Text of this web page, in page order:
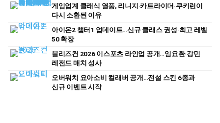
게임업계 클래식 열풍, 리니지·카트라이더·쿠키런이
다시 소환된 이유
아이온2 챕터1 업데이트…신규 클래스 권성·최고 레벨
50 확장
블리즈컨 2026 이스포츠 라인업 공개…임요환·강민
레전드 매치 성사
오버워치 요아소비 컬래버 공개…전설 스킨 6종과
신규 이벤트 시작